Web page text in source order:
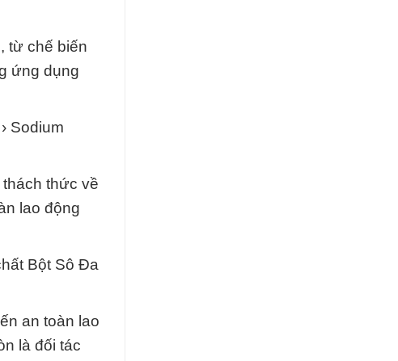
từ chế biến
ứng dụng
Sodium
thức về
lao động
Bột Sô Đa
an toàn lao
là đối tác